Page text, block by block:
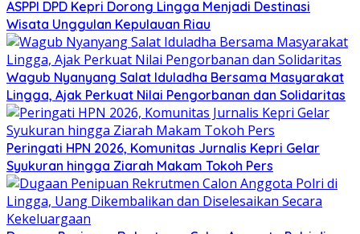
ASPPI DPD Kepri Dorong Lingga Menjadi Destinasi
Wisata Unggulan Kepulauan Riau
Wagub Nyanyang Salat Iduladha Bersama Masyarakat
Lingga, Ajak Perkuat Nilai Pengorbanan dan Solidaritas
Peringati HPN 2026, Komunitas Jurnalis Kepri Gelar
Syukuran hingga Ziarah Makam Tokoh Pers